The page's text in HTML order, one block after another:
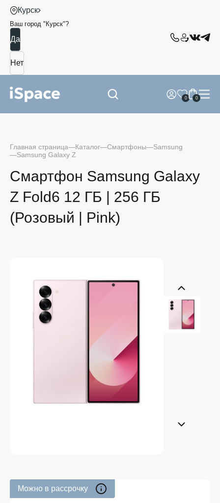
Курск
Ваш город " Курск"?
0 0
Главная страница Каталог Смартфоны
Samsung
Samsung Galaxy Z
Смартфон Samsung Galaxy
Z Fold6 12 ГБ | 256 ГБ
(Розовый | Pink)
Можно в рассрочку